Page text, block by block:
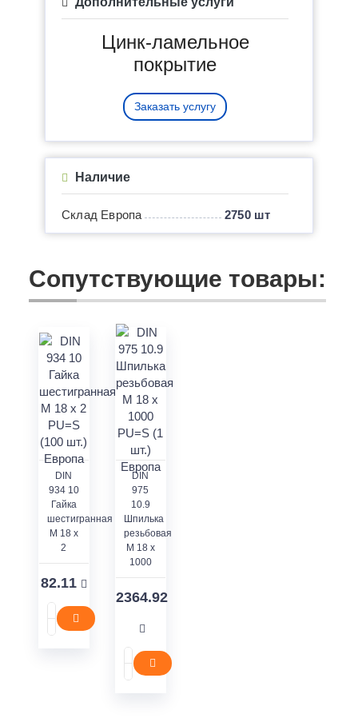
Цинк-ламельное
покрытие
Заказать услугу
Наличие
Склад Европа 2750 шт
Сопутствующие товары:
DIN
934 10
Гайка
шестигранная
M 18 x
2
82.11
DIN
975
10.9
Шпилька
резьбовая
M 18 x
1000
2364.92